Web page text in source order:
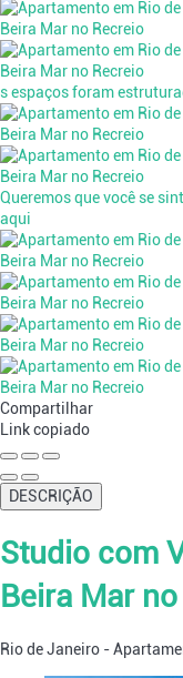
s espaços foram
Queremos que você se
aqui
Compartilhar
Link copiado
DESCRIÇÃO
Studio com
Beira Mar
Rio de Janeiro -